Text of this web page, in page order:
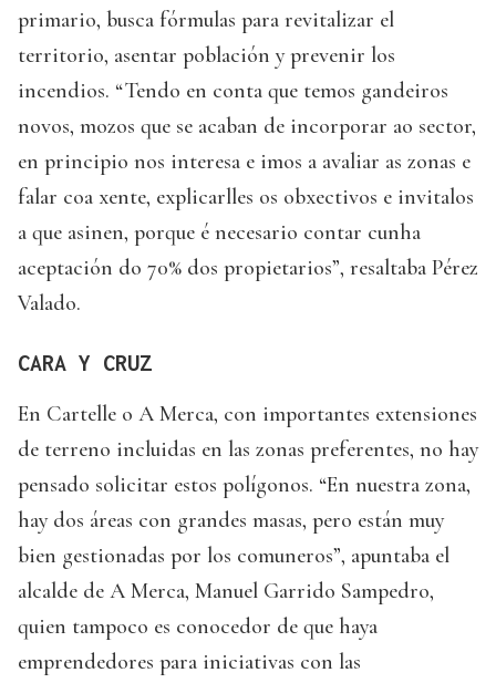
primario, busca fórmulas para revitalizar el
territorio, asentar población y prevenir los
incendios. “Tendo en conta que temos gandeiros
novos, mozos que se acaban de incorporar ao sector,
en principio nos interesa e imos a avaliar as zonas e
falar coa xente, explicarlles os obxectivos e invitalos
a que asinen, porque é necesario contar cunha
aceptación do 70% dos propietarios”, resaltaba Pérez
Valado.
CARA Y CRUZ
En Cartelle o A Merca, con importantes extensiones
de terreno incluidas en las zonas preferentes, no hay
pensado solicitar estos polígonos. “En nuestra zona,
hay dos áreas con grandes masas, pero están muy
bien gestionadas por los comuneros”, apuntaba el
alcalde de A Merca, Manuel Garrido Sampedro,
quien tampoco es conocedor de que haya
emprendedores para iniciativas con las